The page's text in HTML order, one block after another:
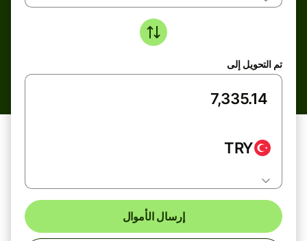
تم التحويل إلى
TRY
إرسال الأموال